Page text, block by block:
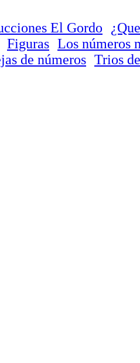
El Gordo
Figuras Los números
de números Trios